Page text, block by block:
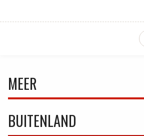
MEER
BUITENLAND